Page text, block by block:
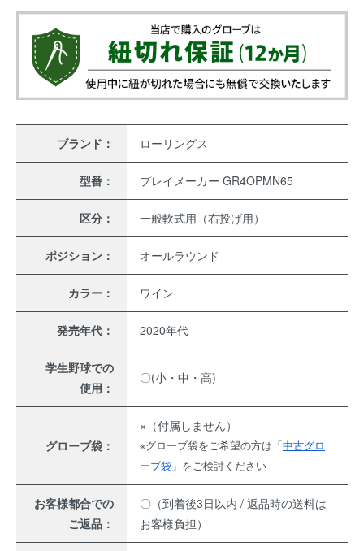
ブランド： ローリングス
型番： プレイメーカー GR4OPMN65
区分： 一般軟式用（右投げ用）
ポジション： オールラウンド
カラー： ワイン
発売年代： 2020年代
学生野球での
使用：
〇(小・中・高)
グローブ袋：
×（付属しません）
※グローブ袋をご希望の方は「中古グロ
ーブ袋 」をご検討ください
お客様都合での
ご返品：
〇（到着後3日以内 / 返品時の送料は
お客様負担）